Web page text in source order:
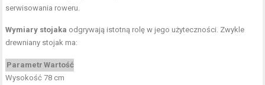
serwisowania roweru.
Wymiary stojaka odgrywają istotną rolę w jego użyteczności. Zwykle
drewniany stojak ma:
Parametr Wartość
Wysokość 78 cm